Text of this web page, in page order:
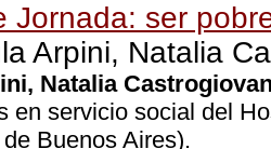
Jornada: ser
Arpini, Natalia
Natalia
en servicio social del
Buenos Aires).